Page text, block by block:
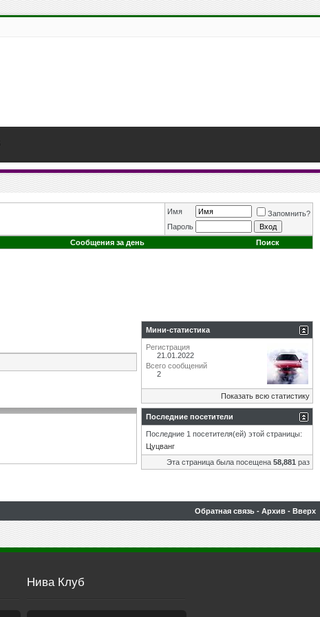
Имя
Запомнить?
Пароль
Сообщения за день Поиск
Мини-статистика
Регистрация
21.01.2022
Всего сообщений
2
Показать всю статистику
Последние посетители
Последние 1 посетителя(ей) этой страницы:
Цуцванг
Эта страница была посещена 58,881 раз
Обратная связь - Архив - Вверх
Нива Клуб